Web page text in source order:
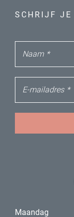
SCHRIJF JE
Naam *
E-mailadres *
Maandag